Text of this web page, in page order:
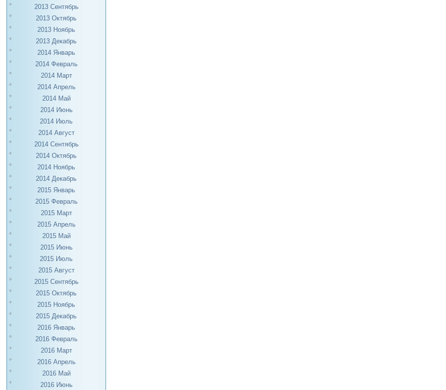
2013 Сентябрь
2013 Октябрь
2013 Ноябрь
2013 Декабрь
2014 Январь
2014 Февраль
2014 Март
2014 Апрель
2014 Май
2014 Июнь
2014 Июль
2014 Август
2014 Сентябрь
2014 Октябрь
2014 Ноябрь
2014 Декабрь
2015 Январь
2015 Февраль
2015 Март
2015 Апрель
2015 Май
2015 Июнь
2015 Июль
2015 Август
2015 Сентябрь
2015 Октябрь
2015 Ноябрь
2015 Декабрь
2016 Январь
2016 Февраль
2016 Март
2016 Апрель
2016 Май
2016 Июнь